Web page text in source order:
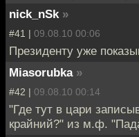
nick_nSk »
#41 | 09.08.10 00:06
Президенту уже
Miasorubka »
#42 | 09.08.10 00:14
"Где тут в цари
крайний?" из м.ф.